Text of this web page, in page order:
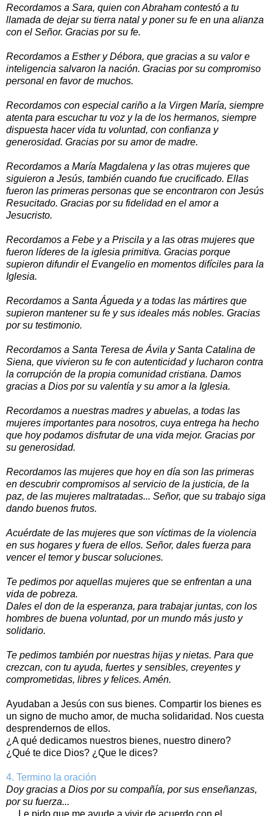
Recordamos a Sara, quien con Abraham contestó a tu
llamada de dejar su tierra natal y poner su fe en una alianza
con el Señor. Gracias por su fe.
Recordamos a Esther y Débora, que gracias a su valor e
inteligencia salvaron la nación. Gracias por su compromiso
personal en favor de muchos.
Recordamos con especial cariño a la Virgen María, siempre
atenta para escuchar tu voz y la de los hermanos, siempre
dispuesta hacer vida tu voluntad, con confianza y
generosidad. Gracias por su amor de madre.
Recordamos a María Magdalena y las otras mujeres que
siguieron a Jesús, también cuando fue crucificado. Ellas
fueron las primeras personas que se encontraron con Jesús
Resucitado. Gracias por su fidelidad en el amor a
Jesucristo.
Recordamos a Febe y a Priscila y a las otras mujeres que
fueron líderes de la iglesia primitiva. Gracias porque
supieron difundir el Evangelio en momentos difíciles para la
Iglesia.
Recordamos a Santa Águeda y a todas las mártires que
supieron mantener su fe y sus ideales más nobles. Gracias
por su testimonio.
Recordamos a Santa Teresa de Ávila y Santa Catalina de
Siena, que vivieron su fe con autenticidad y lucharon contra
la corrupción de la propia comunidad cristiana. Damos
gracias a Dios por su valentía y su amor a la Iglesia.
Recordamos a nuestras madres y abuelas, a todas las
mujeres importantes para nosotros, cuya entrega ha hecho
que hoy podamos disfrutar de una vida mejor. Gracias por
su generosidad.
Recordamos las mujeres que hoy en día son las primeras
en descubrir compromisos al servicio de la justicia, de la
paz, de las mujeres maltratadas... Señor, que su trabajo siga
dando buenos frutos.
Acuérdate de las mujeres que son víctimas de la violencia
en sus hogares y fuera de ellos. Señor, dales fuerza para
vencer el temor y buscar soluciones.
Te pedimos por aquellas mujeres que se enfrentan a una
vida de pobreza.
Dales el don de la esperanza, para trabajar juntas, con los
hombres de buena voluntad, por un mundo más justo y
solidario.
Te pedimos también por nuestras hijas y nietas. Para que
crezcan, con tu ayuda, fuertes y sensibles, creyentes y
comprometidas, libres y felices. Amén.
Ayudaban a Jesús con sus bienes. Compartir los bienes es
un signo de mucho amor, de mucha solidaridad. Nos cuesta
desprendernos de ellos.
¿A qué dedicamos nuestros bienes, nuestro dinero?
¿Qué te dice Dios? ¿Que le dices?
4. Termino la oración
Doy gracias a Dios por su compañía, por sus enseñanzas,
por su fuerza...
Le pido que me ayude a vivir de acuerdo con el